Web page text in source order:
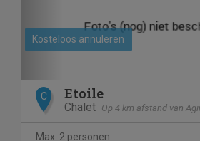
Kosteloos annuleren
C Etoile
Chalet Op 4 km afstand van
Max. 2 personen